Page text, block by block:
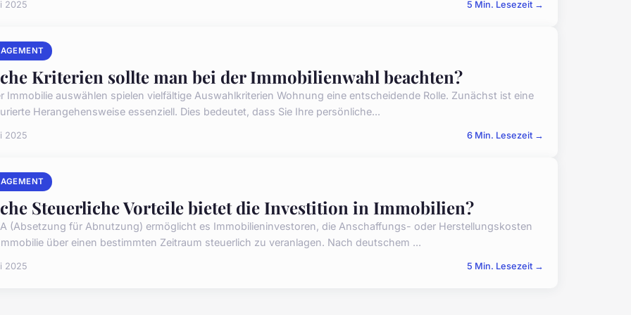
2025 5 Min. Lesezeit →
Kriterien sollte man bei der Immobilienwahl beachten?
Immobilie auswählen spielen vielfältige Auswahlkriterien Wohnung eine entscheidende Rolle. Zunächst ist eine
Herangehensweise essenziell. Dies bedeutet, dass Sie Ihre persönliche...
2025 6 Min. Lesezeit →
Steuerliche Vorteile bietet die Investition in Immobilien?
(Absetzung für Abnutzung) ermöglicht es Immobilieninvestoren, die Anschaffungs- oder Herstellungskosten
über einen bestimmten Zeitraum steuerlich zu veranlagen. Nach deutschem ...
2025 5 Min. Lesezeit →